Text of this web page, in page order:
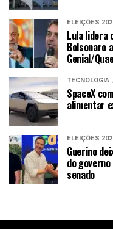
ELEIÇÕES
Lula lidera
Bolsonaro
Genial/
TECNOLOGIA
SpaceX
alimentar
ELEIÇÕES
Guerino
do
senado